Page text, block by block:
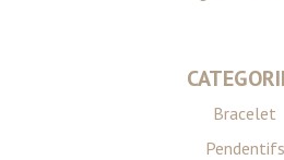
Bracelet
Pendentifs